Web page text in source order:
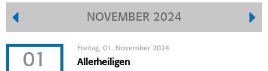
NOVEMBER 2024
01
Freitag, 01. November 2024
Allerheiligen